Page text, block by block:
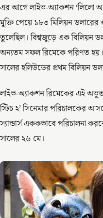
এর আগে লাইভ-অ্যাকশন ‘লিলো
মুক্তি পেয়ে ১৮৩ মিলিয়ন
তুলেছিল। বিশ্বজুড়ে এক বিলিয়ন
অন্যতম সফল রিমেকে পরিণত
সালের হলিউডের প্রথম বিলিয়ন
লাইভ-অ্যাকশন রিমেকের এই
স্টিচ ২’ সিনেমার পরিচালকের
স্যান্ডার্স এককভাবে পরিচালনা
সালের ২৬ মে।